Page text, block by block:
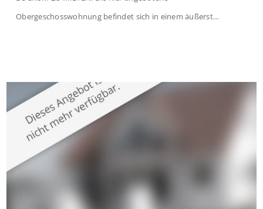
Obergeschosswohnung befindet sich in einem äußerst
großzügige Räume und eine hochwertige Ausstattung, die
modernen Wohnkomfort mit einem stilvollen Ambiente
verbindet. Der […]